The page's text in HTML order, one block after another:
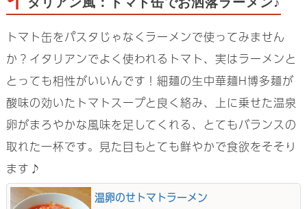
トマト缶をパスタじゃなくラーメンで使ってみません
か？イタリアンでよく使われるトマト、実はラーメンと
とっても相性がいいんです！細麺の生中華麺H博多麺が
酸味の効いたトマトスープと良く絡み、上に乗せた温泉
卵がまろやかな風味を足してくれる、とてもバランスの
取れた一杯です。見た目もとても鮮やかで食欲をそそり
ます♪
温卵のせトマトラーメン